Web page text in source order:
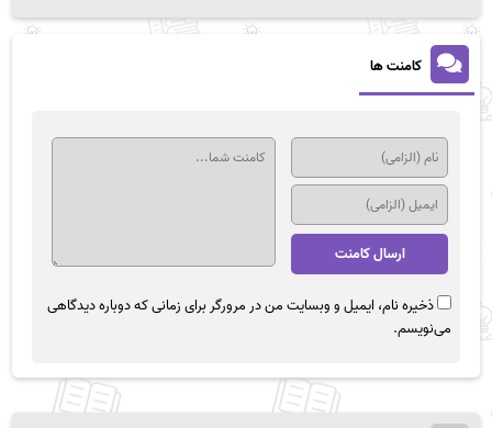
کامنت ها
ذخیره نام، ایمیل و وبسایت من در مرورگر برای زمانی که دوباره دیدگاهی
می‌نویسم.